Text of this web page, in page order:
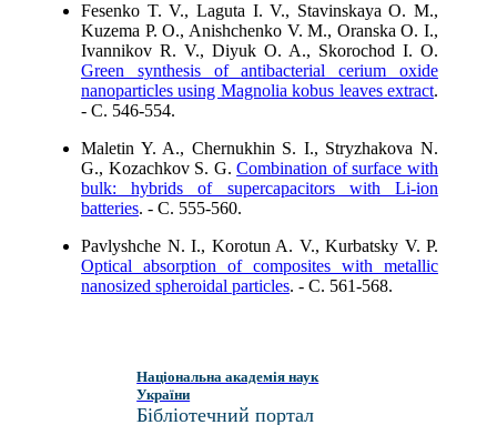
Fesenko T. V., Laguta I. V., Stavinskaya O. M.,
Kuzema P. O., Anishchenko V. М., Oranska O. I.,
Ivannikov R. V., Diyuk O. A., Skorochod I. O.
Green synthesis of antibacterial cerium oxide
nanoparticles using Magnolia kobus leaves extract.
- C. 546-554.
Maletin Y. A., Chernukhin S. I., Stryzhakova N.
G., Kozachkov S. G.Combination of surface with
bulk: hybrids of supercapacitors with Li-ion
batteries. - C. 555-560.
Pavlyshche N. I., Korotun A. V., Kurbatsky V. P.
Optical absorption of composites with metallic
nanosized spheroidal particles. - C. 561-568.
Національна академія наук
України
Бібліотечний портал